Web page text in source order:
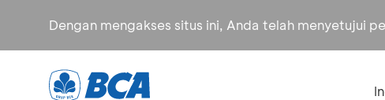
Dengan mengakses situs ini, Anda telah menyetujui